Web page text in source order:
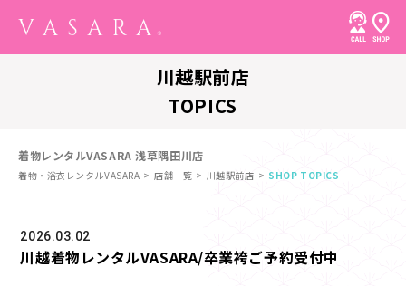
川越駅前店
TOPICS
着物レンタルVASARA 浅草隅田川店
着物・浴衣レンタルVASARA 店舗一覧 川越駅前店 SHOP TOPICS
2026.03.02
川越着物レンタルVASARA/卒業袴ご予約受付中